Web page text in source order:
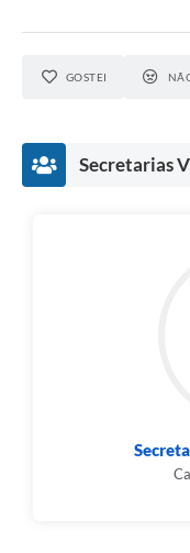
GOSTEI
Secretarias